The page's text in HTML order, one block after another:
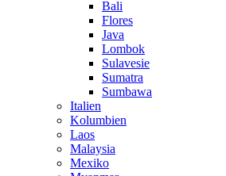
Bali
Flores
Java
Lombok
Sulavesie
Sumatra
Sumbawa
Italien
Kolumbien
Laos
Malaysia
Mexiko